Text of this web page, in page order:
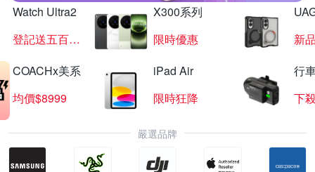
Watch Ultra2
登記送五百超贈點
X300系列
限時優惠
新
COACHx美系
均價$8999
iPad Air
限時狂降
行
下
嚴選品牌